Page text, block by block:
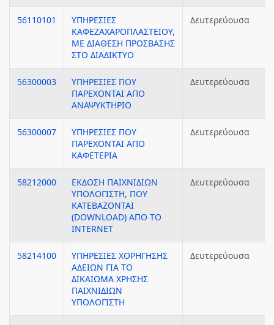
56110101
ΥΠΗΡΕΣΙΕΣ
ΚΑΦΕΖΑΧΑΡΟΠΛΑΣΤΕΙΟΥ,
ΜΕ ΔΙΑΘΕΣΗ ΠΡΟΣΒΑΣΗΣ
ΣΤΟ ΔΙΑΔΙΚΤΥΟ
Δευτερεύουσα
56300003
ΥΠΗΡΕΣΙΕΣ ΠΟΥ
ΠΑΡΕΧΟΝΤΑΙ ΑΠΟ
ΑΝΑΨΥΚΤΗΡΙΟ
Δευτερεύουσα
56300007
ΥΠΗΡΕΣΙΕΣ ΠΟΥ
ΠΑΡΕΧΟΝΤΑΙ ΑΠΟ
ΚΑΦΕΤΕΡΙΑ
Δευτερεύουσα
58212000
ΕΚΔΟΣΗ ΠΑΙΧΝΙΔΙΩΝ
ΥΠΟΛΟΓΙΣΤΗ, ΠΟΥ
ΚΑΤΕΒΑΖΟΝΤΑΙ
(DOWNLOAD) ΑΠΟ ΤΟ
INTERNET
Δευτερεύουσα
58214100
ΥΠΗΡΕΣΙΕΣ ΧΟΡΗΓΗΣΗΣ
ΑΔΕΙΩΝ ΓΙΑ ΤΟ
ΔΙΚΑΙΩΜΑ ΧΡΗΣΗΣ
ΠΑΙΧΝΙΔΙΩΝ
ΥΠΟΛΟΓΙΣΤΗ
Δευτερεύουσα